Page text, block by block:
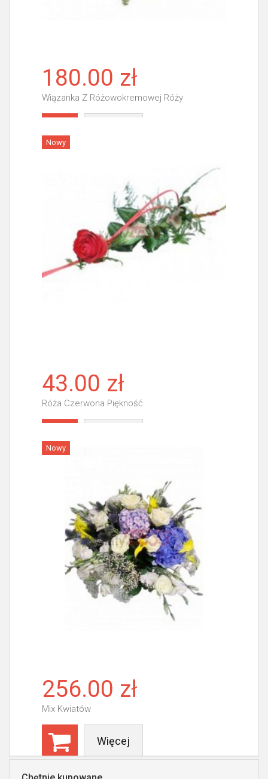
180.00 zł
Wiązanka Z Różowokremowej Róży
Nowy
43.00 zł
Róża Czerwona Piękność
Nowy
256.00 zł
Mix Kwiatów
Więcej